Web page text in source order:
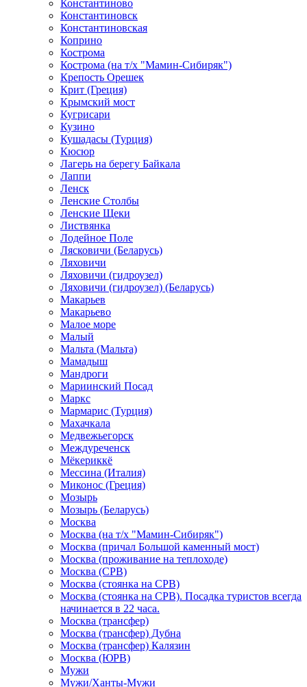
Константиново
Константиновск
Константиновская
Коприно
Кострома
Кострома (на т/х "Мамин-Сибиряк")
Крепость Орешек
Крит (Греция)
Крымский мост
Кугрисари
Кузино
Кушадасы (Турция)
Кюсюр
Лагерь на берегу Байкала
Лаппи
Ленск
Ленские Столбы
Ленские Щеки
Листвянка
Лодейное Поле
Лясковичи (Беларусь)
Ляховичи
Ляховичи (гидроузел)
Ляховичи (гидроузел) (Беларусь)
Макарьев
Макарьево
Малое море
Малый
Мальта (Мальта)
Мамадыш
Мандроги
Мариинский Посад
Маркс
Мармарис (Турция)
Махачкала
Медвежьегорск
Междуреченск
Мёкериккё
Мессина (Италия)
Миконос (Греция)
Мозырь
Мозырь (Беларусь)
Москва
Москва (на т/х "Мамин-Сибиряк")
Москва (причал Большой каменный мост)
Москва (проживание на теплоходе)
Москва (СРВ)
Москва (стоянка на СРВ)
Москва (стоянка на СРВ). Посадка туристов всегда
начинается в 22 часа.
Москва (трансфер)
Москва (трансфер) Дубна
Москва (трансфер) Калязин
Москва (ЮРВ)
Мужи
Мужи/Ханты-Мужи